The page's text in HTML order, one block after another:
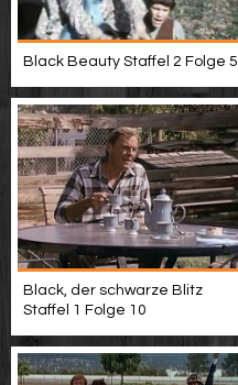
Black Beauty Staffel 2 Folge 5
Black, der schwarze Blitz
Staffel 1 Folge 10